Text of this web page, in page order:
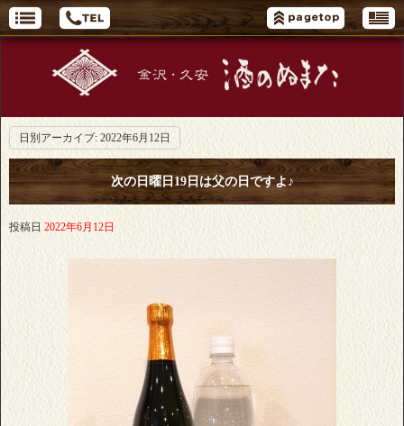
日別アーカイブ: 2022年6月12日
次の日曜日19日は父の日ですよ♪
投稿日 2022年6月12日